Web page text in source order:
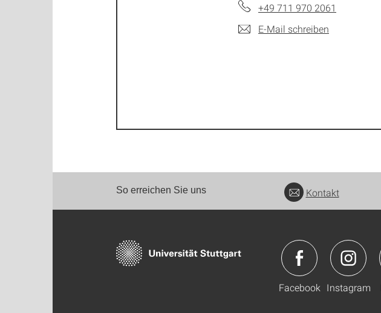
+49 711 970 2061
E-Mail schreiben
So erreichen Sie uns Kontakt
Facebook Instagram